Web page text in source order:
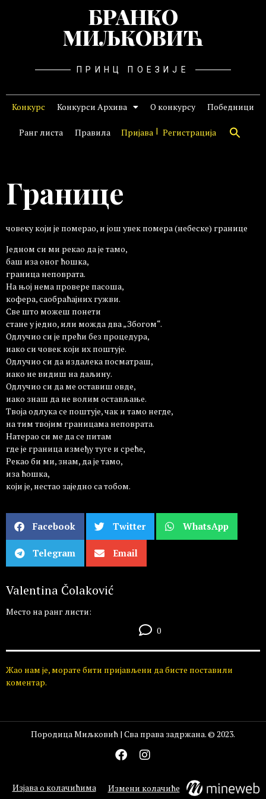
БРАНКО
МИЉКОВИЋ
ПРИНЦ ПОЕЗИЈЕ
Конкурс Конкурси Архива О конкурсу Победници
Ранг листа Правила Пријава Регистрација
Границе
човеку који је померао, и још увек помера (небеске) границе
Једном си ми рекао да је тамо,
баш иза оног ћошка,
граница неповрата.
На њој нема провере пасоша,
кофера, саобраћајних гужви.
Све што можеш понети
стане у једно, или можда два „Збогом“.
Одлучио си је прећи без процедура,
иако си човек који их поштује.
Одлучио си да издалека посматраш,
иако не видиш на даљину.
Одлучио си да ме оставиш овде,
иако знаш да не волим остављање.
Твоја одлука се поштује, чак и тамо негде,
на тим твојим границама неповрата.
Натерао си ме да се питам
где је граница између туге и среће,
Рекао би ми, знам, да је тамо,
иза ћошка,
који је, нестао заједно са тобом.
Facebook Twitter WhatsApp
Telegram Email
Valentina Čolaković
Место на ранг листи:
0
Жао нам је, морате бити пријављени да бисте поставили
коментар.
Породица Миљковић | Сва права задржана. © 2023.
Изјава о колачићима Измени колачиће